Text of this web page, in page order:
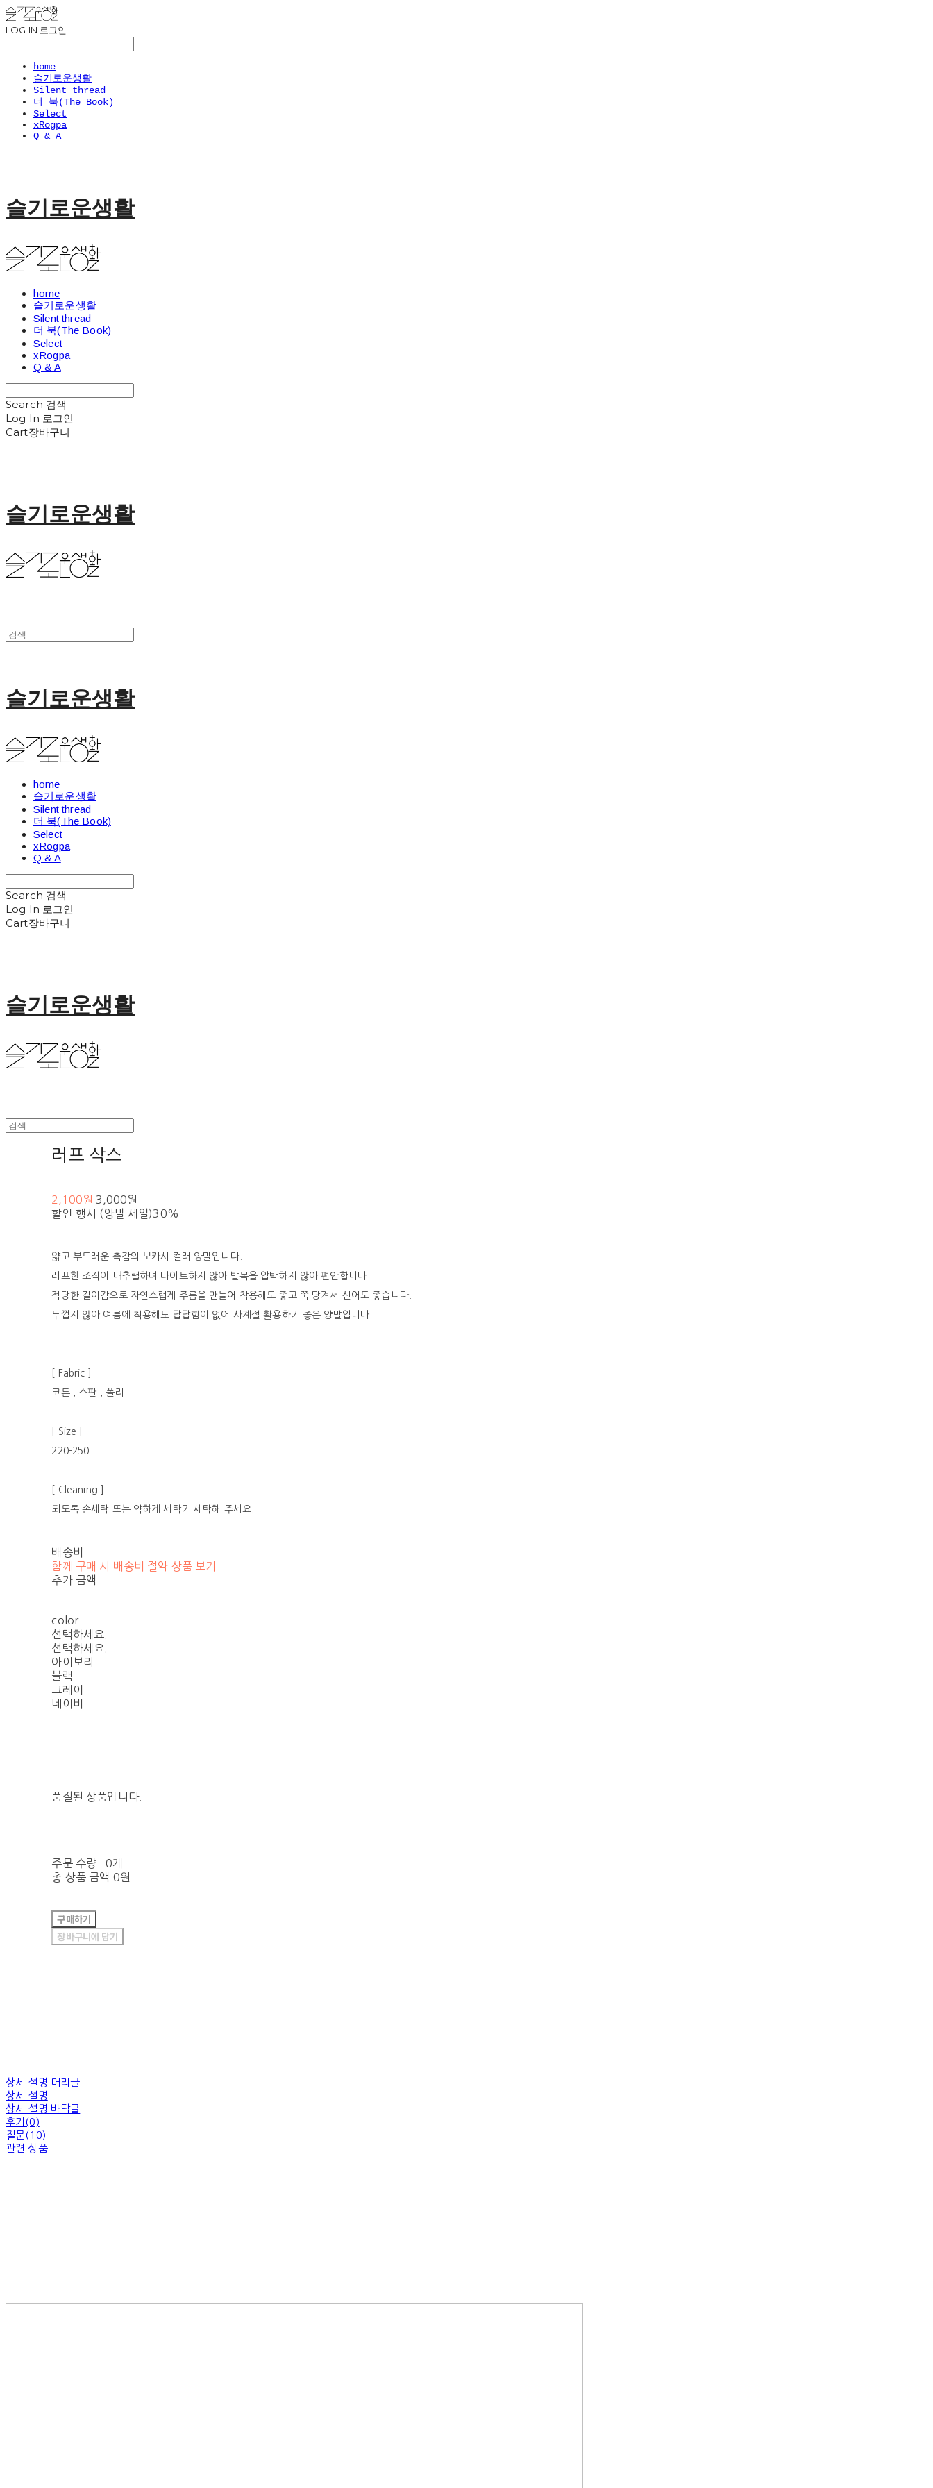
LOG IN 로그인
home
슬기로운생활
Silent thread
더 북(The Book)
Select
xRogpa
Q & A
슬기로운생활
home
슬기로운생활
Silent thread
더 북(The Book)
Select
xRogpa
Q & A
Search 검색
Log In 로그인
Cart장바구니
슬기로운생활
슬기로운생활
home
슬기로운생활
Silent thread
더 북(The Book)
Select
xRogpa
Q & A
Search 검색
Log In 로그인
Cart장바구니
슬기로운생활
러프 삭스
2,100원 3,000원
할인 행사 (양말 세일)30%
얇고 부드러운 촉감의 보카시 컬러 양말입니다.
러프한 조직이 내추럴하며 타이트하지 않아 발목을 압박하지 않아 편안합니다.
적당한 길이감으로 자연스럽게 주름을 만들어 착용해도 좋고 쭉 당겨서 신어도 좋습니다.
두껍지 않아 여름에 착용해도 답답함이 없어 사계절 활용하기 좋은 양말입니다.
[ Fabric ]
코튼 , 스판 , 폴리
[ Size ]
220-250
[ Cleaning ]
되도록 손세탁 또는 약하게 세탁기 세탁해 주세요.
배송비 -
함께 구매 시 배송비 절약 상품 보기
추가 금액
color
선택하세요.
선택하세요.
아이보리
블랙
그레이
네이비
품절된 상품입니다.
주문 수량
0개
총 상품 금액 0원
구매하기
장바구니에 담기
상세 설명 머리글
상세 설명
상세 설명 바닥글
후기(0)
질문(10)
관련 상품